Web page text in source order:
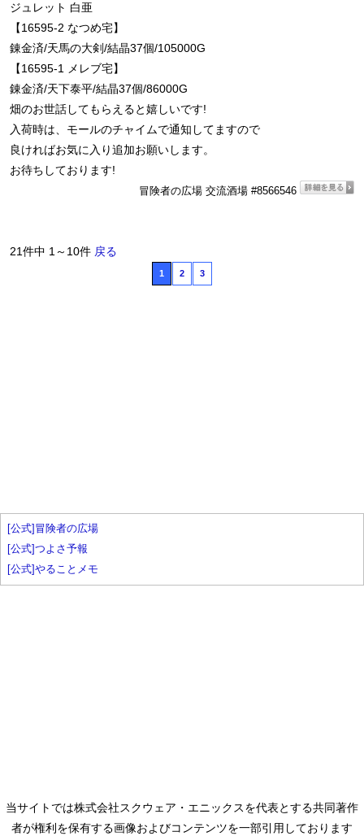
ジュレット 白亜
【16595-2 なつめ宅】
錬金済/天馬の大剣/結晶37個/105000G
【16595-1 メレブ宅】
錬金済/天下泰平/結晶37個/86000G
畑のお世話してもらえると嬉しいです!
入荷時は、モールのチャイムで通知してますので
良ければお気に入り追加お願いします。
お待ちしております!
冒険者の広場 交流酒場 #8566546
21件中 1～10件 戻る
1 2 3
[公式]冒険者の広場
[公式]つよさ予報
[公式]やることメモ
当サイトでは株式会社スクウェア・エニックスを代表とする共同著作
者が権利を保有する画像およびコンテンツを一部引用しております